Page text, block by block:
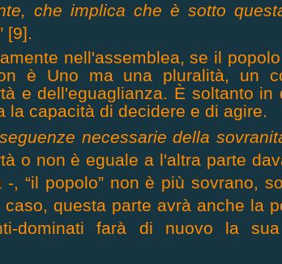
che implica che è sotto
[9].
nell'assemblea, se il
è Uno ma una pluralità, un
e dell'eguaglianza. È soltanto
la capacità di decidere e di agire.
necessarie della
o non è eguale a l'altra parte
, “il popolo” non è più sovrano,
questa parte avrà anche la
dominati farà di nuovo la